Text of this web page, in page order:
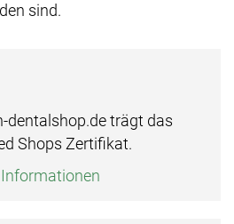
sind.
dentalshop.de trägt das
Shops Zertifikat.